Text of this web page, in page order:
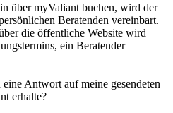
über myValiant buchen, wird der
Beratenden vereinbart.
die öffentliche Website wird
ein Beratender
Antwort auf meine gesendeten
erhalte?